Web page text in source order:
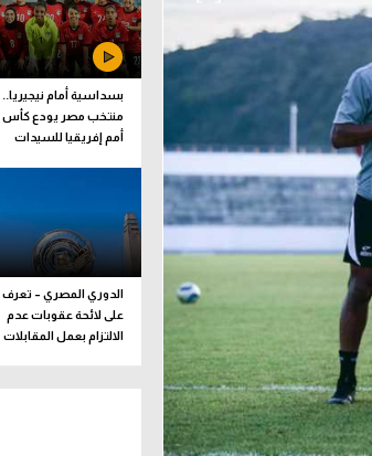
ركن الألعاب
بسداسية أمام نيجيريا..
منتخب مصر يودع كأس
أمم إفريقيا للسيدات
الدوري المصري – تعرف
على لائحة عقوبات عدم
الالتزام بعمل المقابلات